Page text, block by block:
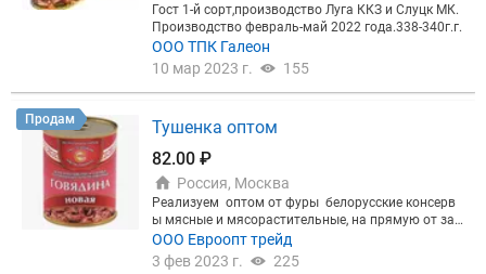
Гост 1-й сорт,производство Луга ККЗ и Слуцк МК.
Производство февраль-май 2022 года.338-340г.г.
ООО ТПК Галеон
10 мар 2023 г.
155
Продам
Тушенка оптом
82.00 ₽
Россия, Москва
Реализуем оптом от фуры белорусские консерв
ы мясные и мясорастительные, на прямую от зав
ода изготовителя. В наличии широкий ассортиме
нт продукции : говядина тушеная в/с ГОСТ 338г 1
ООО Евроопт трейд
3 фев 2023 г.
225